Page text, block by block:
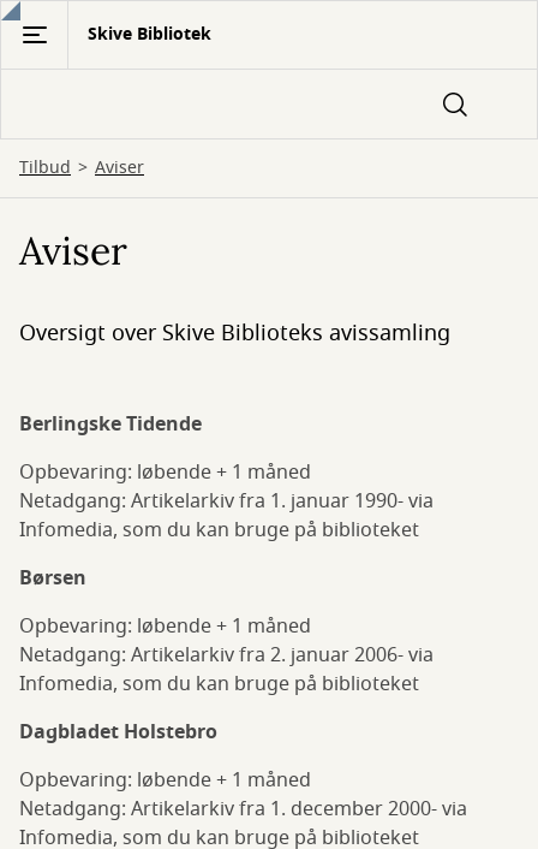
Gå
hovedindhold
Skive Bibliotek
Tilbud Aviser
Aviser
Oversigt over Skive Biblioteks avissamling
Berlingske Tidende
Opbevaring: løbende + 1 måned
Netadgang: Artikelarkiv fra 1. januar 1990- via
Infomedia, som du kan bruge på biblioteket
Børsen
Opbevaring: løbende + 1 måned
Netadgang: Artikelarkiv fra 2. januar 2006- via
Infomedia, som du kan bruge på biblioteket
Dagbladet Holstebro
Opbevaring: løbende + 1 måned
Netadgang: Artikelarkiv fra 1. december 2000- via
Infomedia, som du kan bruge på biblioteket